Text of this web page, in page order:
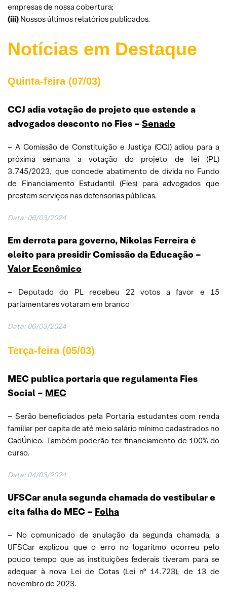
empresas de nossa cobertura;
(iii) Nossos últimos relatórios publicados.
Notícias em Destaque
Quinta-feira (07/03)
CCJ adia votação de projeto que estende a
advogados desconto no Fies – Senado
– A Comissão de Constituição e Justiça (CCJ) adiou para a
próxima semana a votação do projeto de lei (PL)
3.745/2023, que concede abatimento de dívida no Fundo
de Financiamento Estudantil (Fies) para advogados que
prestem serviços nas defensorias públicas.
Data: 06/03/2024
Em derrota para governo, Nikolas Ferreira é
eleito para presidir Comissão da Educação –
Valor Econômico
– Deputado do PL recebeu 22 votos a favor e 15
parlamentares votaram em branco
Data: 06/03/2024
Terça-feira (05/03)
MEC publica portaria que regulamenta Fies
Social – MEC
– Serão beneficiados pela Portaria estudantes com renda
familiar per capita de até meio salário mínimo cadastrados no
CadÚnico. Também poderão ter financiamento de 100% do
curso.
Data: 04/03/2024
UFSCar anula segunda chamada do vestibular e
cita falha do MEC – Folha
– No comunicado de anulação da segunda chamada, a
UFSCar explicou que o erro no logaritmo ocorreu pelo
pouco tempo que as instituições federais tiveram para se
adequar à nova Lei de Cotas (Lei nº 14.723), de 13 de
novembro de 2023.